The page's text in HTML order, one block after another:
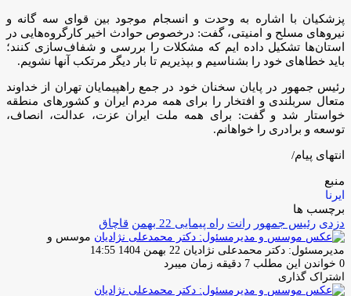
پزشکیان با اشاره به وحدت و انسجام موجود بین قوای سه گانه و
نیروهای مسلح و امنیتی، گفت: درخصوص حوادث اخیر کارگروه‌هایی در
استان‌ها تشکیل داده ایم که مشکلات را بررسی و شفاف‌سازی کنند؛
باید خطاهای خود را بشناسیم و بپذیریم تا بار دیگر مرتکب آنها نشویم.
رئیس جمهور در پایان سخنان خود در جمع راهپیمایان تهران از خداوند
متعال سربلندی و افتخار را برای همه مردم ایران و کشورهای منطقه
خواستار شد و گفت: برای همه ملت ایران عزت، عدالت، انصاف،
توسعه و برادری را خواهانم.
انتهای پیام/
منبع
ایرنا
برچسب ها
دزدی رئیس جمهور رانت راه پیمایی 22 بهمن قاچاق
موسس و
مدیرمسئول: دکتر محمدعلی نژادیان ارسال
ایمیل
22 بهمن 1404 14:55
0 خواندن این مطلب 7 دقیقه زمان میبرد
اشتراک گذاری
فیس
توئیتر
لینکدین
واتس
تلگرام
اشتراک
چاپ